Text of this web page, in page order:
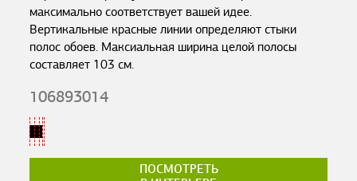
максимально соответствует вашей идее.
Вертикальные красные линии определяют стыки
полос обоев. Максиальная ширина целой полосы
составляет 103 см.
106893014
ПОСМОТРЕТЬ